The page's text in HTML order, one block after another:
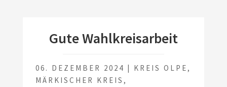
Gute Wahlkreisarbeit
06. DEZEMBER 2024 | KREIS OLPE,
MÄRKISCHER KREIS ,